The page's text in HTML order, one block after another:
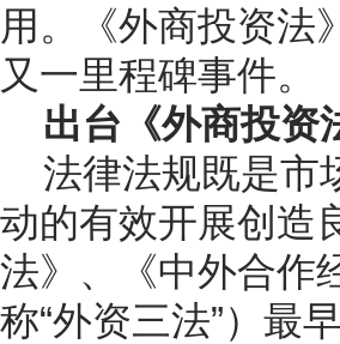
用。《外商投资法
又一里程碑事件。
出台《外商投资
法律法规既是市
动的有效开展创造
法》、《中外合作
称“外资三法”）最